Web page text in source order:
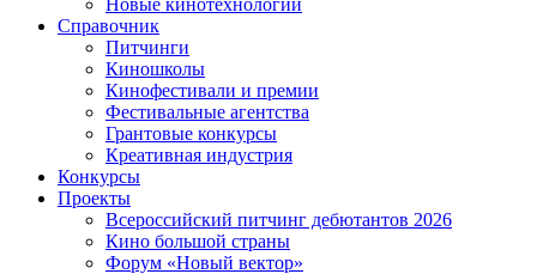
Новые кинотехнологии
Справочник
Питчинги
Киношколы
Кинофестивали и премии
Фестивальные агентства
Грантовые конкурсы
Креативная индустрия
Конкурсы
Проекты
Всероссийский питчинг дебютантов 2026
Кино большой страны
Форум «Новый вектор»